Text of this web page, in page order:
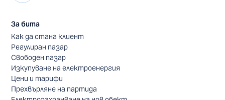
За бита
Как да стана клиент
Регулиран пазар
Свободен пазар
Изкупуване на електроенергия
Цени и тарифи
Прехвърляне на партида